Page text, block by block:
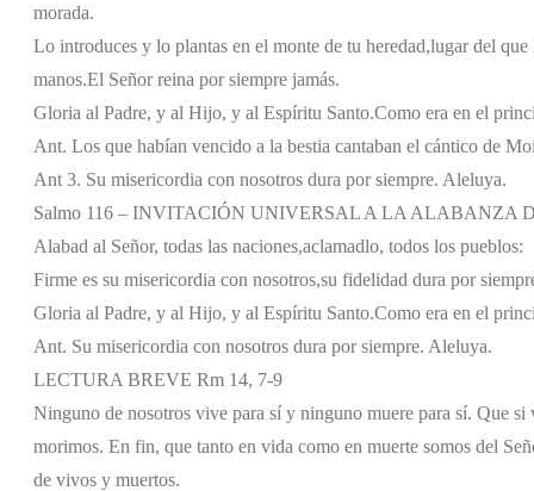
morada.
Lo introduces y lo plantas en el monte de tu heredad,lugar del que
manos.El Señor reina por siempre jamás.
Gloria al Padre, y al Hijo, y al Espíritu Santo.Como era en el
Ant. Los que habían vencido a la bestia cantaban el cántico de
Ant 3. Su misericordia con nosotros dura por siempre. Aleluya.
Salmo 116 – INVITACIÓN UNIVERSAL A LA ALABANZA
Alabad al Señor, todas las naciones,aclamadlo, todos los pueblos:
Firme es su misericordia con nosotros,su fidelidad dura por
Gloria al Padre, y al Hijo, y al Espíritu Santo.Como era en el
Ant. Su misericordia con nosotros dura por siempre. Aleluya.
LECTURA BREVE Rm 14, 7-9
Ninguno de nosotros vive para sí y ninguno muere para sí. Que
morimos. En fin, que tanto en vida como en muerte somos del
de vivos y muertos.